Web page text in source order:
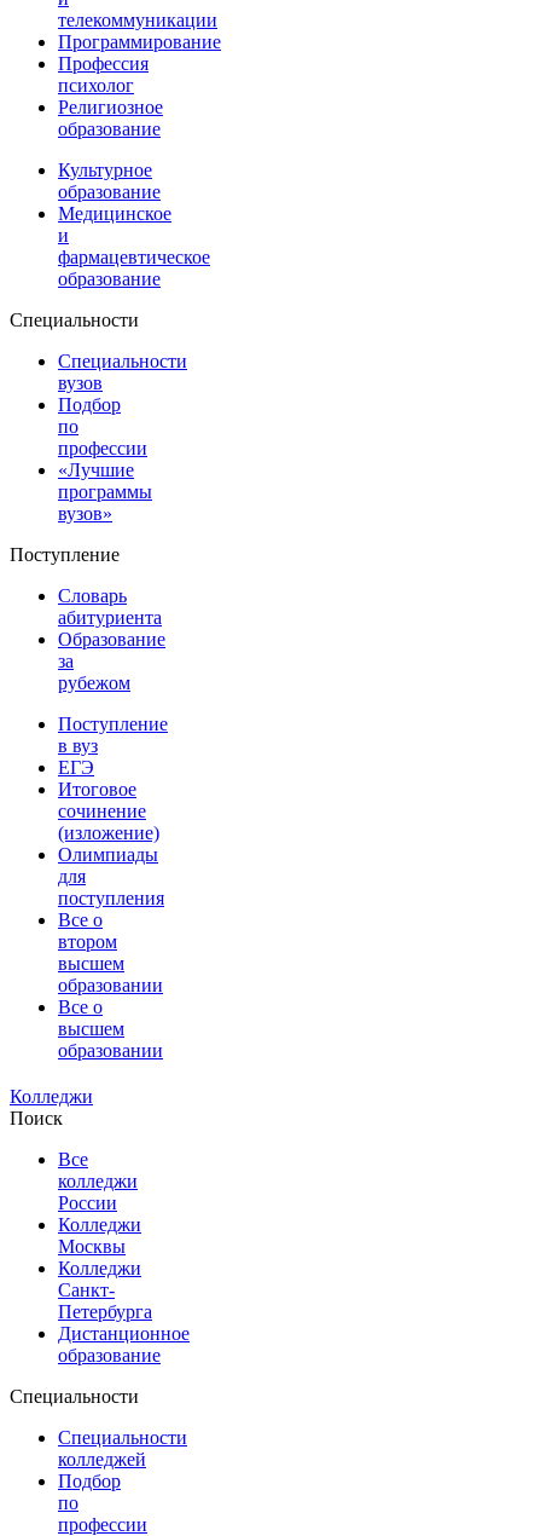
телекоммуникации
Программирование
Профессия
психолог
Религиозное
образование
Культурное
образование
Медицинское
и
фармацевтическое
образование
Специальности
Специальности
вузов
Подбор
по
профессии
«Лучшие
программы
вузов»
Поступление
Словарь
абитуриента
Образование
за
рубежом
Поступление
в вуз
ЕГЭ
Итоговое
сочинение
(изложение)
Олимпиады
для
поступления
Все о
втором
высшем
образовании
Все о
высшем
образовании
Колледжи
Поиск
Все
колледжи
России
Колледжи
Москвы
Колледжи
Санкт-
Петербурга
Дистанционное
образование
Специальности
Специальности
колледжей
Подбор
по
профессии